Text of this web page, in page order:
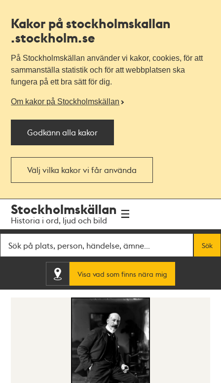
Kakor på stockholmskallan
.stockholm.se
På Stockholmskällan använder vi kakor, cookies, för att
sammanställa statistik och för att webbplatsen ska
fungera på ett bra sätt för dig.
Om kakor på Stockholmskällan
Godkänn alla kakor
Välj vilka kakor vi får använda
navigationen
huvudinnehållet
Stockholmskällan
Historia i ord, ljud och bild
Sök
Visa vad som finns nära mig